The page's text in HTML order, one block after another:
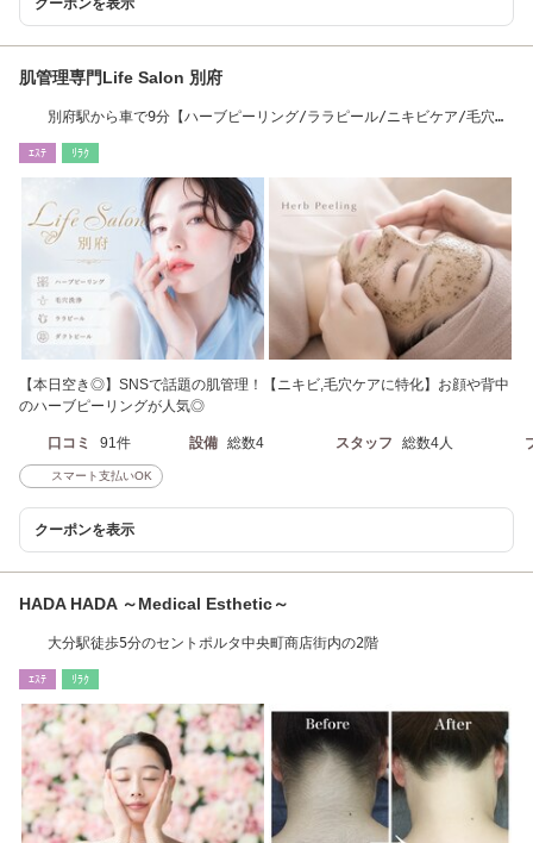
肌管理専門Life Salon 別府
別府駅から車で9分【ハーブピーリング/ララピール/ニキビケア/毛穴ケ
ｴｽﾃ ﾘﾗｸ
【本日空き◎】SNSで話題の肌管理！【ニキビ,毛穴ケアに特化】お顔や背中
のハーブピーリングが人気◎
口コミ 91件 設備 総数4 スタッフ 総数4人
スマート支払いOK
クーポンを表示
HADA HADA ～Medical Esthetic～
大分駅徒歩5分のセントポルタ中央町商店街内の2階
ｴｽﾃ ﾘﾗｸ